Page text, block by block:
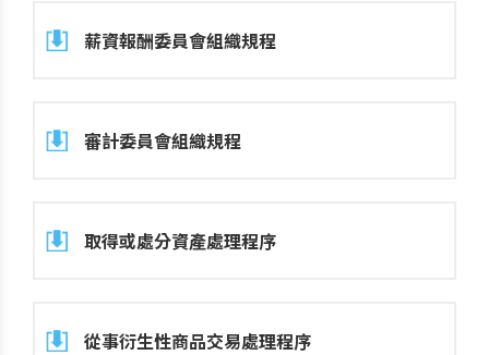
薪資報酬委員會組織規程
審計委員會組織規程
取得或處分資產處理程序
從事衍生性商品交易處理程序